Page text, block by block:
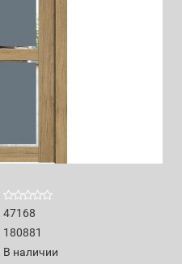
47168
180881
В наличии